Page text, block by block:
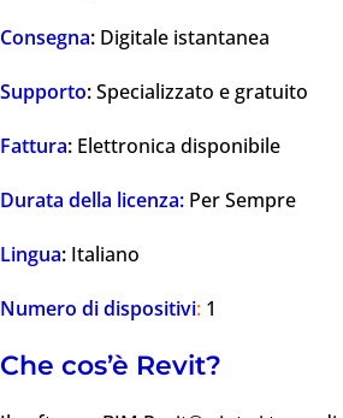
Consegna: Digitale istantanea
Supporto:Specializzato e gratuito
Fattura: Elettronica disponibile
Durata della licenza: Per Sempre
Lingua: Italiano
Numero di dispositivi: 1
Che cos’è Revit?